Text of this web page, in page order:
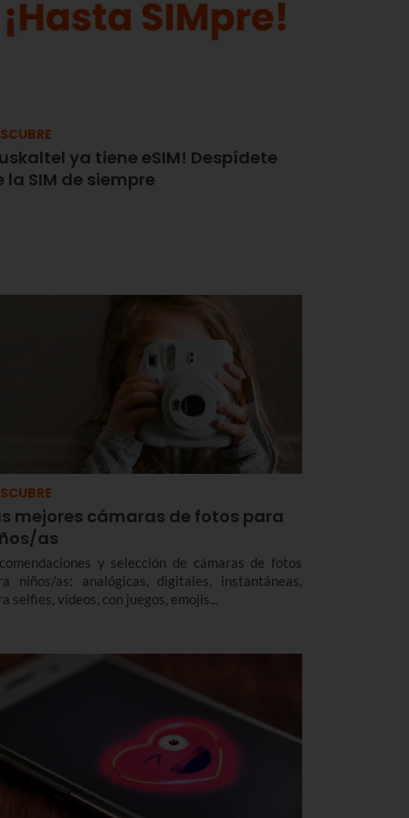
ya tiene eSIM! Despídete
la SIM de siempre
mejores cámaras de fotos para
as
y selección de cámaras de fotos
niños/as: analógicas, digitales, instantáneas,
selfies, vídeos, con juegos, emojis...